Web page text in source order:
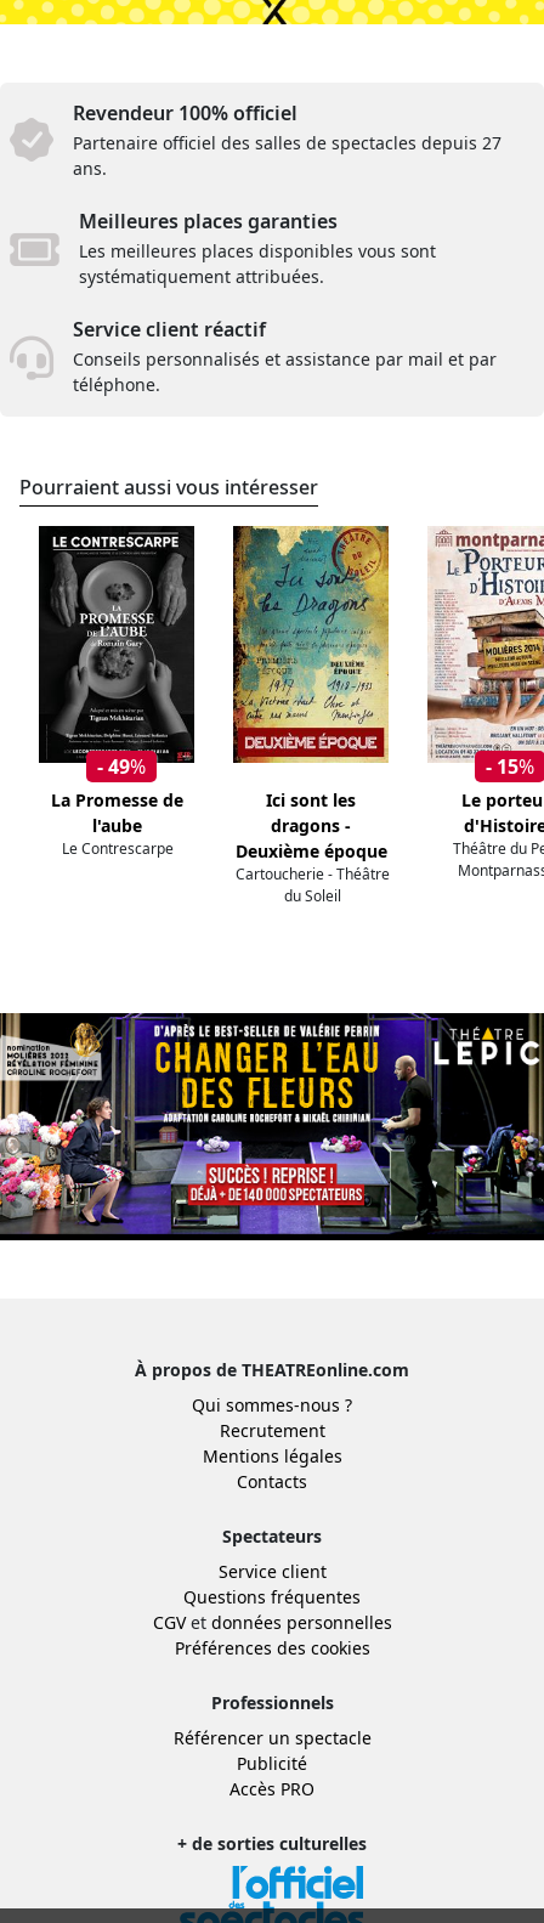
Revendeur 100% officiel
Partenaire officiel des salles de spectacles depuis 27
ans.
Meilleures places garanties
Les meilleures places disponibles vous sont
systématiquement attribuées.
Service client réactif
Conseils personnalisés et assistance par mail et par
téléphone.
Pourraient aussi vous intéresser
- 49%
La Promesse de
l'aube
Le Contrescarpe
Ici sont les
dragons -
Deuxième époque
Cartoucherie - Théâtre
du Soleil
- 15%
Le
Théâtre du
À propos de THEATREonline.com
Qui sommes-nous ?
Recrutement
Mentions légales
Contacts
Spectateurs
Service client
Questions fréquentes
CGVet données personnelles
Préférences des cookies
Professionnels
Référencer un spectacle
Publicité
Accès PRO
+ de sorties culturelles